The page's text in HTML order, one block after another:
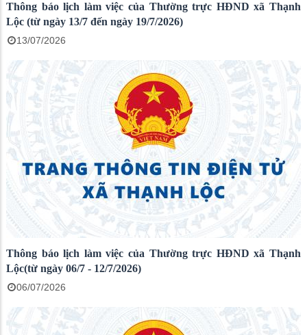
Thông báo lịch làm việc của Thường trực HĐND xã Thạnh
Lộc (từ ngày 13/7 đến ngày 19/7/2026)
13/07/2026
Thông báo lịch làm việc của Thường trực HĐND xã Thạnh
Lộc(từ ngày 06/7 - 12/7/2026)
06/07/2026